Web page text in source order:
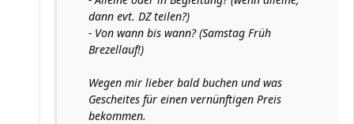
dann evt. DZ teilen?)
- Von wann bis wann? (Samstag Früh
Brezellauf!)
Wegen mir lieber bald buchen und was
Gescheites für einen vernünftigen Preis
bekommen.